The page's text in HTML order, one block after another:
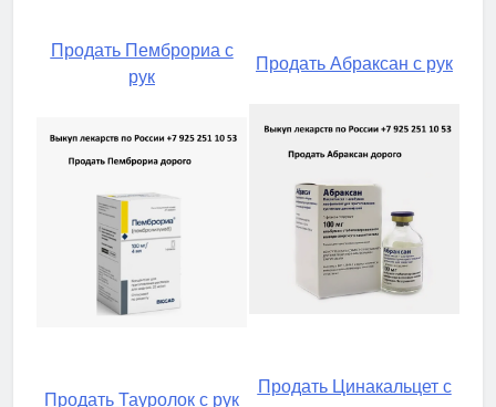
Продать Пемброриа с
рук
Продать Абраксан с рук
Продать Тауролок с рук
Продать Цинакальцет с